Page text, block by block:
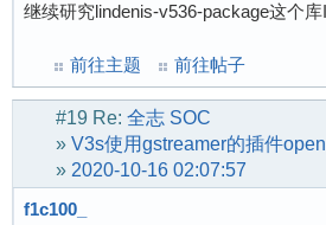
继续研究lindenis-v536-package这个库
前往主题 前往帖子
#19 Re: 全志 SOC
» V3s使用gstreamer的插件
» 2020-10-16 02:07:57
f1c100_